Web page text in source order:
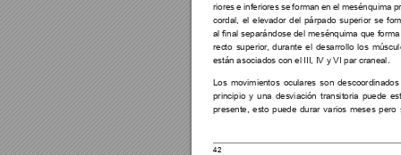
42
riores e inferiores se forman en el mesénquima
cordal, el elevador del párpado superior se
al nal separándose del mesénquima que
recto superior, durante el desarrollo los
están asociados con el III, IV y VI par craneal.
Los movimientos oculares son
principio y una desviación transitoria puede
presente, esto puede durar varios meses